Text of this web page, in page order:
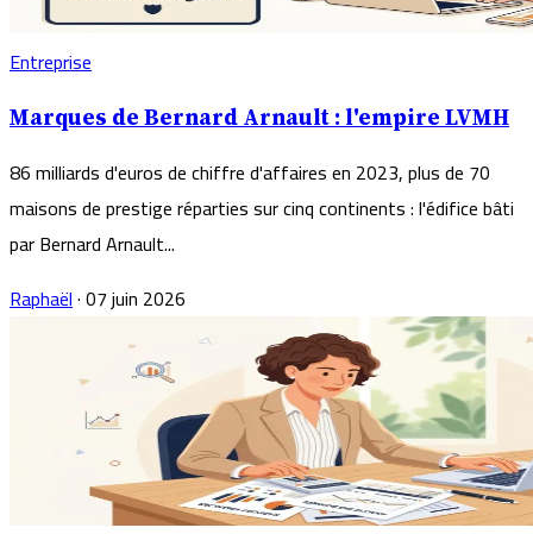
Entreprise
Marques de Bernard Arnault : l'empire LVMH
86 milliards d'euros de chiffre d'affaires en 2023, plus de 70
maisons de prestige réparties sur cinq continents : l'édifice bâti
par Bernard Arnault...
Raphaël·07 juin 2026